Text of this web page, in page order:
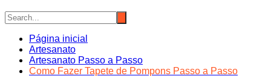
Página inicial
Artesanato
Artesanato Passo a Passo
Como Fazer Tapete de Pompons Passo a Passo